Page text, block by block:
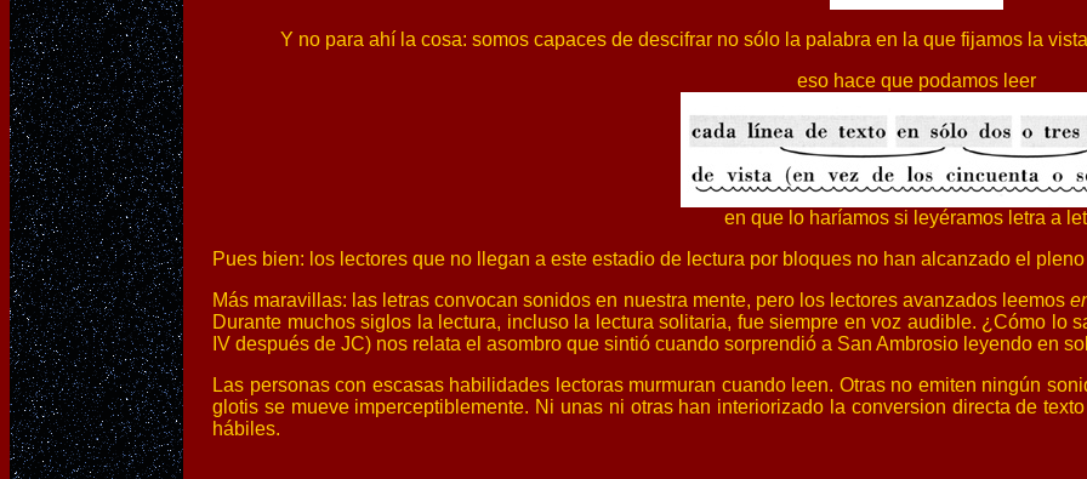
Y no para ahí la cosa: somos capaces de descifrar no sólo la palabra en la que fijamos la vista,
eso hace que podamos leer
en que lo haríamos si leyéramos letra a
Pues bien: los lectores que no llegan a este estadio de lectura por bloques no han alcanzado el
Más maravillas: las letras convocan sonidos en nuestra mente, pero los lectores avanzados leemos
Durante muchos siglos la lectura, incluso la lectura solitaria, fue siempre en voz audible. ¿Cómo lo
IV después de JC) nos relata el asombro que sintió cuando sorprendió a San Ambrosio leyendo en
Las personas con escasas habilidades lectoras murmuran cuando leen. Otras no emiten ningún
glotis se mueve imperceptiblemente. Ni unas ni otras han interiorizado la conversion directa de
hábiles.